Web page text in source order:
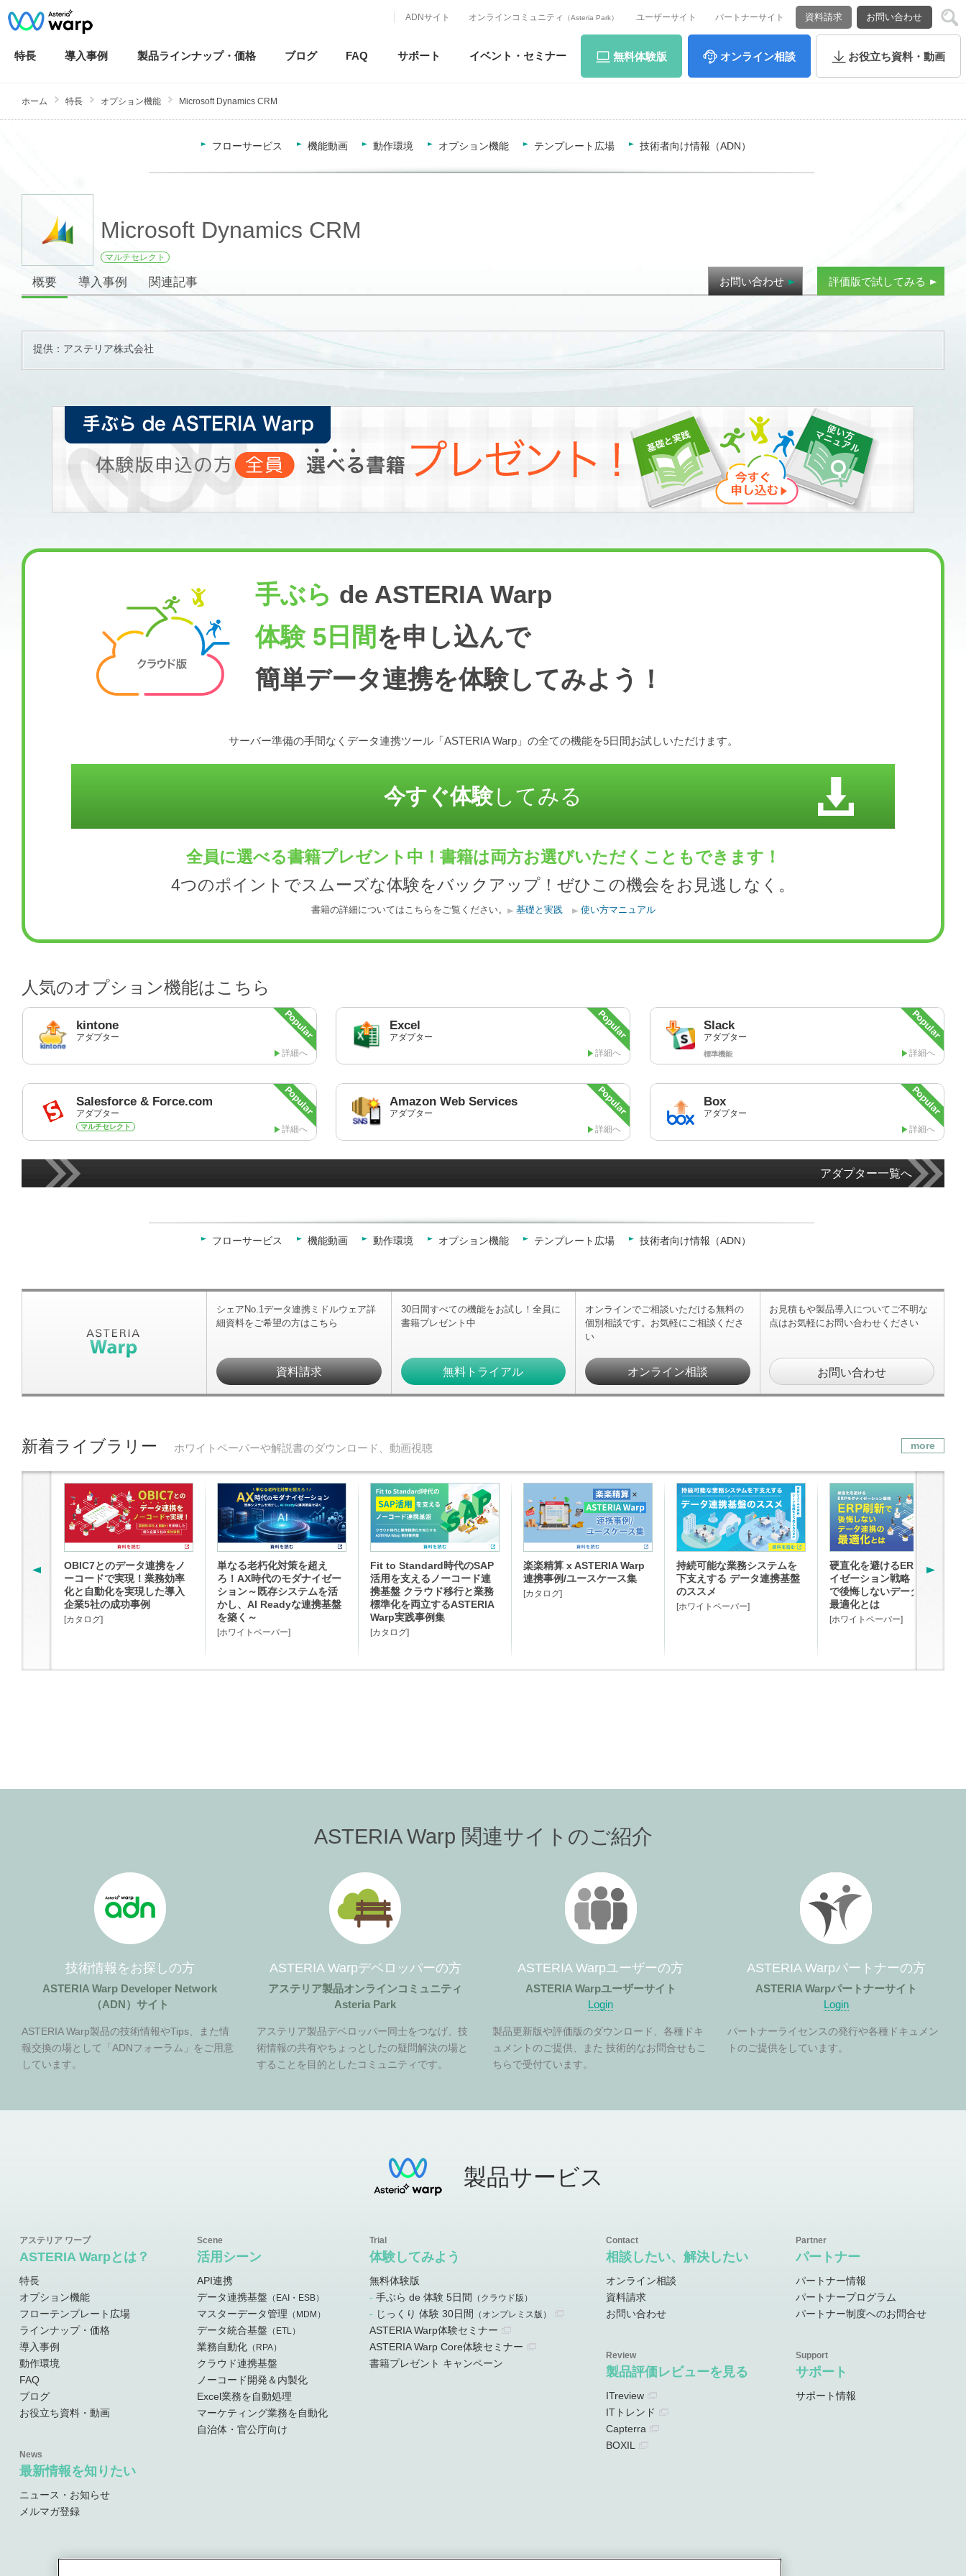
ADNサイト オンラインコミュニティ （Asteria Park） ユーザーサイト パートナーサイト 資料請求 お問い合わせ
特長 導入事例 製品ラインナップ・ 価格 ブログ FAQ サポート イベント・ セミナー 無料体験版 オンライン相談 お役立ち資料・動画
ホーム 特長 オプション機能 Microsoft Dynamics CRM
フローサービス 機能動画 動作環境 オプション機能 テンプレート広場 技術者向け情報（ADN）
Microsoft Dynamics CRM
マルチセレクト
概要 導入事例 関連記事 お問い合わせ 評価版で試してみる
提供：アステリア株式会社
手ぶら de ASTERIA Warp
体験 5日間 を申し込んで
簡単データ連携を体験してみよう！
サーバー準備の手間なくデータ連携ツール「ASTERIA Warp」の全ての機能を5日間お試しいただけます。
今すぐ体験してみる
全員に選べる書籍プレゼント中！書籍は両方お選びいただくこともできます！
4つのポイントでスムーズな体験をバックアップ！ぜひこの機会をお見逃しなく。
書籍の詳細についてはこちらをご覧ください。 基礎と実践 使い方マニュアル
人気のオプション機能はこちら
kintone
アダプター
詳細へ
Excel
アダプター
詳細へ
Slack
アダプター
詳細へ
標準機能
Salesforce & Force.com
アダプター
詳細へ
マルチセレクト
AmazonWeb Services
アダプター
詳細へ
Box
アダプター
詳細へ
アダプター一覧へ
フローサービス 機能動画 動作環境 オプション機能 テンプレート広場 技術者向け情報（ADN）
シェアNo.1データ連携ミドルウェア詳
細資料をご希望の方はこちら
資料請求
30日間すべての機能をお試し！全員に
書籍プレゼント中
無料トライアル
オンラインでご相談いただける無料の
個別相談です。お気軽にご相談くださ
い
オンライン相談
お見積もや製品導入についてご不明な
点はお気軽にお問い合わせください
お問い合わせ
新着ライブラリー ホワイトペーパーや解説書のダウンロード、動画視聴 more
OBIC7とのデータ連携をノ
ーコードで実現！業務効率
化と自動化を実現した導入
企業5社の成功事例
[カタログ]
単なる老朽化対策を超え
ろ！AX時代のモダナイゼー
ション～既存システムを活
かし、AI Readyな連携基盤
を築く～
[ホワイトペーパー]
Fit to Standard時代のSAP
活用を支えるノーコード連
携基盤 クラウド移行と業務
標準化を両立するASTERIA
Warp実践事例集
[カタログ]
楽楽精算 x ASTERIA Warp
連携事例/ユースケース集
[カタログ]
持続可能な業務システムを
下支えする データ連携基盤
のススメ
[ホワイトペーパー]
硬直化を避けるERPモダナ
イゼーション戦略 ERP刷新
で後悔しないデータ連携の
最適化とは
[ホワイトペーパー]
ASTERIA Warp 関連サイトのご紹介
技術情報をお探しの方
ASTERIA Warp Developer Network
（ADN）サイト
ASTERIA Warp製品の技術情報やTips、また情
報交換の場として「ADNフォーラム」をご用意
しています。
ASTERIA Warpデベロッパーの方
アステリア製品オンラインコミュニティ
Asteria Park
アステリア製品デベロッパー同士をつなげ、技
術情報の共有やちょっとしたの疑問解決の場と
することを目的としたコミュニティです。
ASTERIA Warpユーザーの方
ASTERIA Warpユーザーサイト
Login
製品更新版や評価版のダウンロード、各種ドキ
ュメントのご提供、また 技術的なお問合せもこ
ちらで受付ています。
ASTERIA Warpパートナーの方
ASTERIA Warpパートナーサイト
Login
パートナーライセンスの発行や各種ドキュメン
トのご提供をしています。
製品サービス
ASTERIA Warpとは？
特長
オプション機能
フローテンプレート広場
ラインナップ・価格
導入事例
動作環境
FAQ
ブログ
お役立ち資料・動画
最新情報を知りたい
ニュース・お知らせ
メルマガ登録
活用シーン
API連携
データ連携基盤
（EAI・ESB）
マスターデータ管理 （MDM）
データ統合基盤 （ETL）
業務自動化 （RPA）
クラウド連携基盤
ノーコード開発＆内製化
Excel業務を自動処理
マーケティング業務を自動化
自治体・官公庁向け
体験してみよう
無料体験版
手ぶら de 体験 5日間
（クラウド版）
じっくり 体験 30日間 （オンプレミス版）
ASTERIA Warp体験セミナー
ASTERIA Warp Core体験セミナー
書籍プレゼント キャンペーン
相談したい、解決したい
オンライン相談
資料請求
お問い合わせ
製品評価レビューを見る
ITreview
ITトレンド
Capterra
BOXIL
パートナー
パートナー情報
パートナープログラム
パートナー制度へのお問合せ
サポート
サポート情報